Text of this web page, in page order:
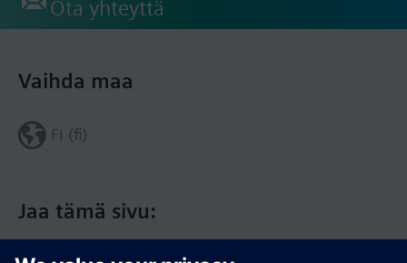
Ota yhteyttä
Jaa tämä sivu:
Vaihda maa
FI (fi)